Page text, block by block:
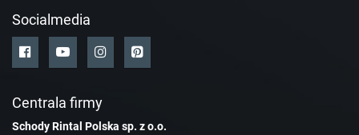
Socialmedia
Centrala firmy
Schody Rintal Polska sp. z o.o.